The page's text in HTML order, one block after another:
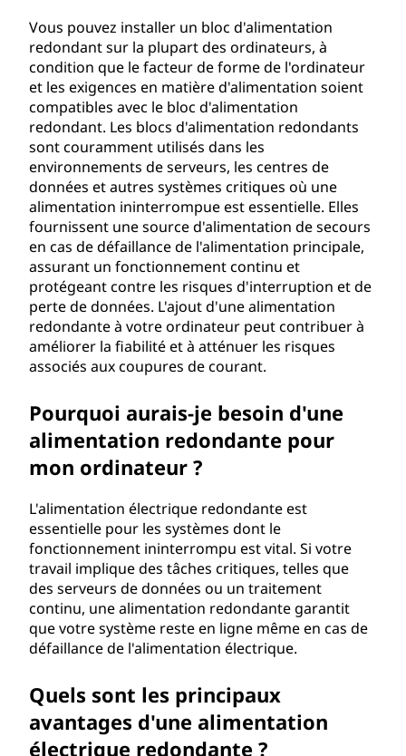
Vous pouvez installer un bloc d'alimentation
redondant sur la plupart des ordinateurs, à
condition que le facteur de forme de l'ordinateur
et les exigences en matière d'alimentation soient
compatibles avec le bloc d'alimentation
redondant. Les blocs d'alimentation redondants
sont couramment utilisés dans les
environnements de serveurs, les centres de
données et autres systèmes critiques où une
alimentation ininterrompue est essentielle. Elles
fournissent une source d'alimentation de secours
en cas de défaillance de l'alimentation principale,
assurant un fonctionnement continu et
protégeant contre les risques d'interruption et de
perte de données. L'ajout d'une alimentation
redondante à votre ordinateur peut contribuer à
améliorer la fiabilité et à atténuer les risques
associés aux coupures de courant.
Pourquoi aurais-je besoin d'une
alimentation redondante pour
mon ordinateur ?
L'alimentation électrique redondante est
essentielle pour les systèmes dont le
fonctionnement ininterrompu est vital. Si votre
travail implique des tâches critiques, telles que
des serveurs de données ou un traitement
continu, une alimentation redondante garantit
que votre système reste en ligne même en cas de
défaillance de l'alimentation électrique.
Quels sont les principaux
avantages d'une alimentation
électrique redondante ?